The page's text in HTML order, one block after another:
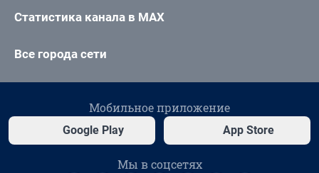
Статистика канала в MAX
Все города сети
Мобильное приложение
Google Play App Store
Мы в соцсетях